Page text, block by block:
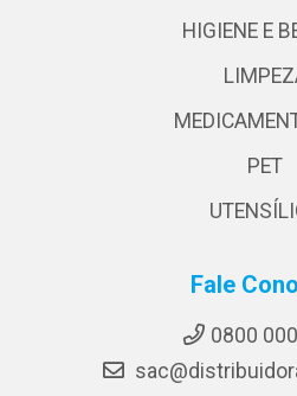
HIGIENE E
PET
Fale
0800